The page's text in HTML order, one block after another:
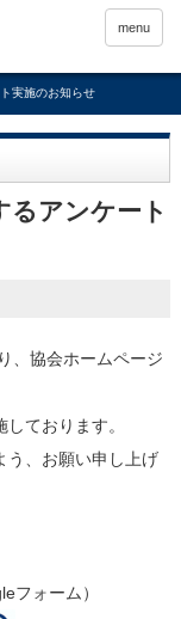
menu
実施のお知らせ
るアンケート
、協会ホームページ
ております。
う、お願い申し上げ
フォーム）